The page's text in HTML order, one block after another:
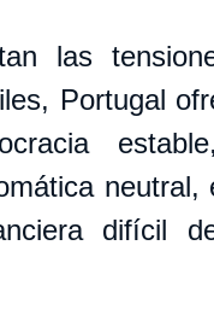
las
Portugal
difícil